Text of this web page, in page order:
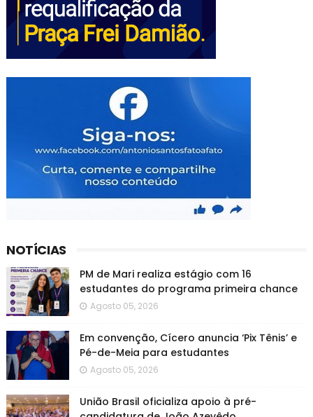
NOTÍCIAS
PM de Mari realiza estágio com 16
estudantes do programa primeira chance
Agosto 05, 2026
Em convenção, Cícero anuncia ‘Pix Tênis’ e
Pé-de-Meia para estudantes
Agosto 05, 2026
União Brasil oficializa apoio à pré-